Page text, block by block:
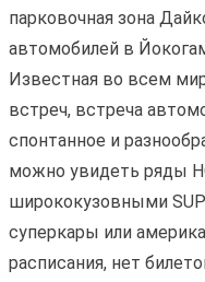
парковочная зона
автомобилей в
Известная во всем
встреч, встреча
спонтанное и
можно увидеть ряды
ширококузовными
суперкары или
расписания, нет